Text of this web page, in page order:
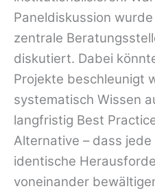
Paneldiskussion
zentrale
diskutiert. Dabei
Projekte beschleunigt
systematisch Wissen
langfristig Best
Alternative – dass
identische
voneinander